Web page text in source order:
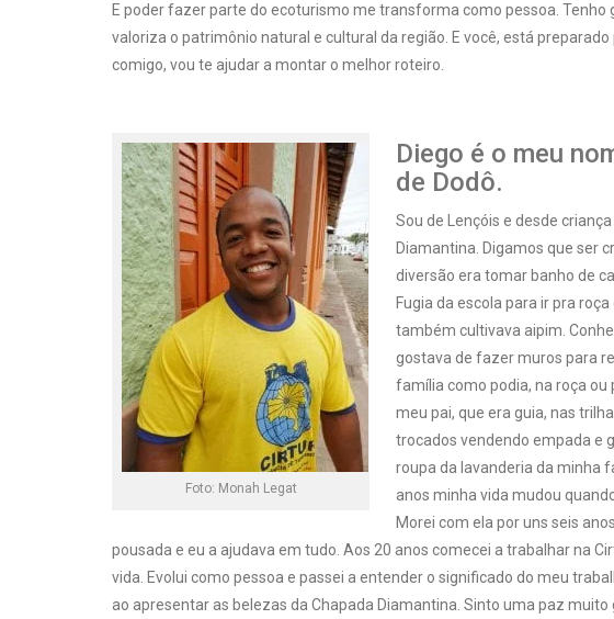
E poder fazer parte do ecoturismo me transforma como pessoa.
valoriza o patrimônio natural e cultural da região. E você, está
comigo, vou te ajudar a montar o melhor roteiro.
Foto: Monah Legat
Diego é o meu
de Dodô.
Sou de Lençóis e desde
Diamantina. Digamos que ser
diversão era tomar banho de
Fugia da escola para ir pra
também cultivava aipim.
gostava de fazer muros para
família como podia, na roça ou
meu pai, que era guia, nas
trocados vendendo empada e
roupa da lavanderia da minha
anos minha vida mudou
Morei com ela por uns seis
pousada e eu a ajudava em tudo. Aos 20 anos comecei a trabalhar na
vida. Evolui como pessoa e passei a entender o significado do meu
ao apresentar as belezas da Chapada Diamantina. Sinto uma paz